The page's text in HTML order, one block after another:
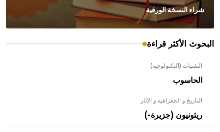
شراء النسخة الورقية
البحوث الأكثر قراءة
التقنيات (التكنولوجية)
الحاسوب
التاريخ و الجغرافية و الآثار
ريئونيون (جزيرة-)